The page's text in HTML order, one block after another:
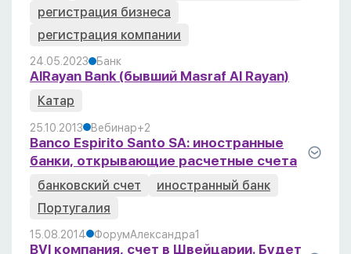
регистрация бизнеса
регистрация компании
24.05.2023 Банк
AlRayan Bank (бывший Masraf Al Rayan)
Катар
25.10.2013 Вебинар+2
Banco Espirito Santo SA: иностранные
банки, открывающие расчетные счета
банковский счет
иностранный банк
Португалия
15.08.2014 ФорумАлександра1
BVI компания, счет в Швейцарии. Будет